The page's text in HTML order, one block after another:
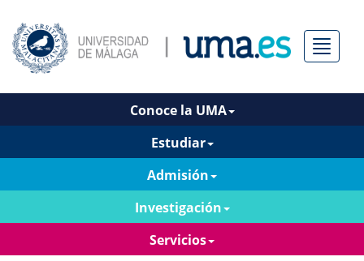
Menú
Conoce la UMA
Estudiar
Admisión
Investigación
Servicios